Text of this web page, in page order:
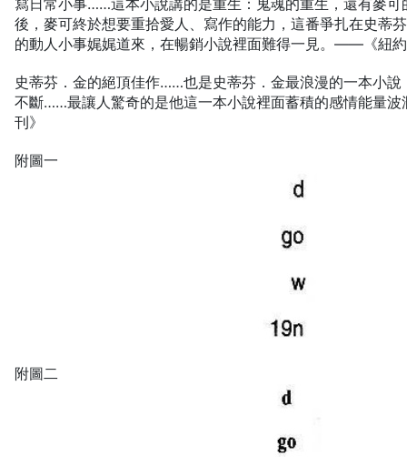
寫日常小事……這本小說講的是重生：鬼魂的重生，還有麥可
後，麥可終於想要重拾愛人、寫作的能力，這番爭扎在史蒂
的動人小事娓娓道來，在暢銷小說裡面難得一見。——《紐
史蒂芬．金的絕頂佳作……也是史蒂芬．金最浪漫的一本小說
不斷……最讓人驚奇的是他這一本小說裡面蓄積的感情能量
刊》
附圖一
附圖二